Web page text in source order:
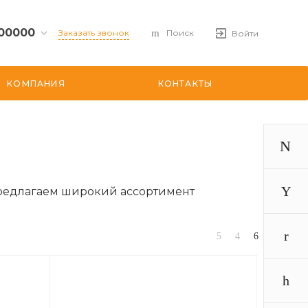
Заказать звонок Поиск Войти
КОМПАНИЯ КОНТАКТЫ
широкий ассортимент